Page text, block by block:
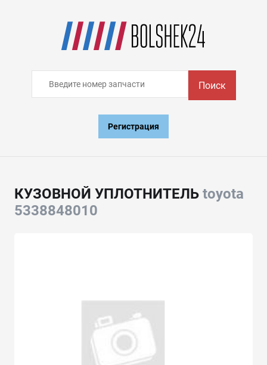
Поиск
Регистрация
КУЗОВНОЙ УПЛОТНИТЕЛЬ toyota
5338848010